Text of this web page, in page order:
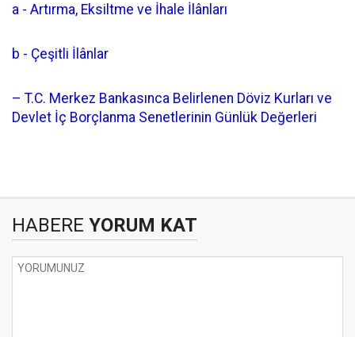
a - Artırma, Eksiltme ve İhale İlânları
b - Çeşitli İlânlar
– T.C. Merkez Bankasınca Belirlenen Döviz Kurları ve
Devlet İç Borçlanma Senetlerinin Günlük Değerleri
HABERE YORUM KAT